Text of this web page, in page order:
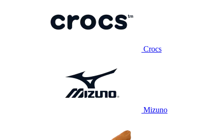
Crocs
Mizuno